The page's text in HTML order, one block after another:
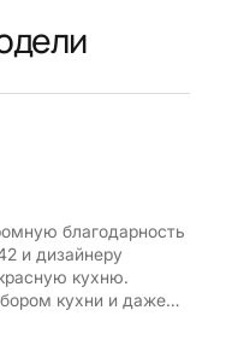
благодарность
и дизайнеру
кухню.
кухни и даже